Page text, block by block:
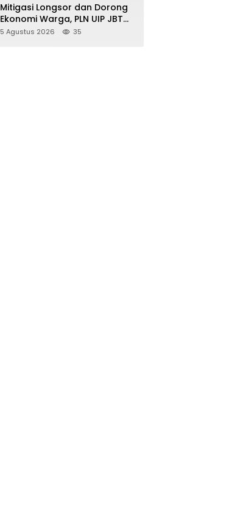
Mitigasi Longsor dan Dorong
Ekonomi Warga, PLN UIP JBTB
Salurkan Bantuan Konservasi
5 Agustus 2026 35